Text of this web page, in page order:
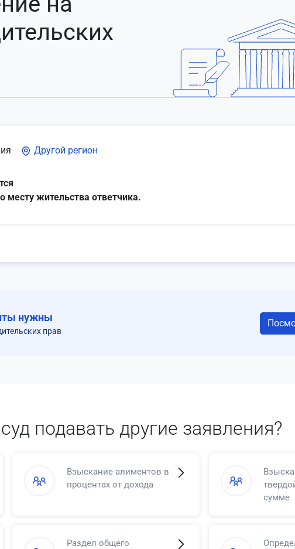
Другой регион
месту жительства ответчика.
нужны
прав
подавать другие заявления?
Взыскание алиментов в
процентах от дохода
сумме
Раздел общего